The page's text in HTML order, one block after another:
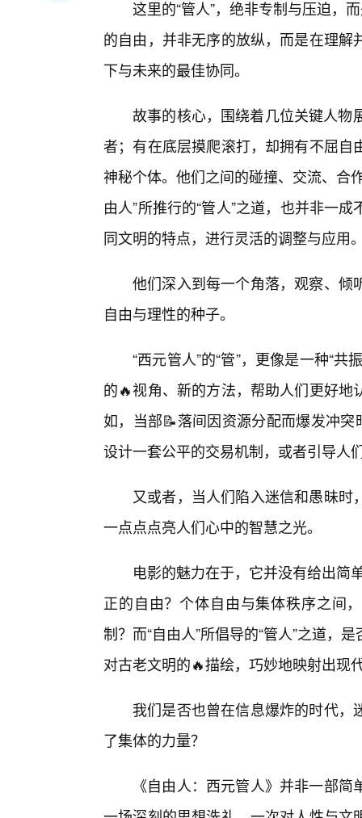
这里的“管人”，绝非专制与压迫，
的自由，并非无序的放纵，而是在理
下与未来的最佳协同。
故事的核心，围绕着几位关键人物
者；有在底层摸爬滚打，却拥有不屈
神秘个体。他们之间的碰撞、交流、合
由人”所推行的“管人”之道，也并非一
同文明的特点，进行灵活的调整与应用
他们深入到每一个角落，观察、倾
自由与理性的种子。
“西元管人”的“管”，更像是一种“
的🔥视角、新的方法，帮助人们更好
如，当部📝落间因资源分配而爆发冲
设计一套公平的交易机制，或者引导人
又或者，当人们陷入迷信和愚昧
一点点点亮人们心中的智慧之光。
电影的魅力在于，它并没有给出简
正的自由？个体自由与集体秩序之间
制？而“自由人”所倡导的“管人”之道，
对古老文明的🔥描绘，巧妙地映射出现
我们是否也曾在信息爆炸的时代
了集体的力量？
《自由人：西元管人》并非一部